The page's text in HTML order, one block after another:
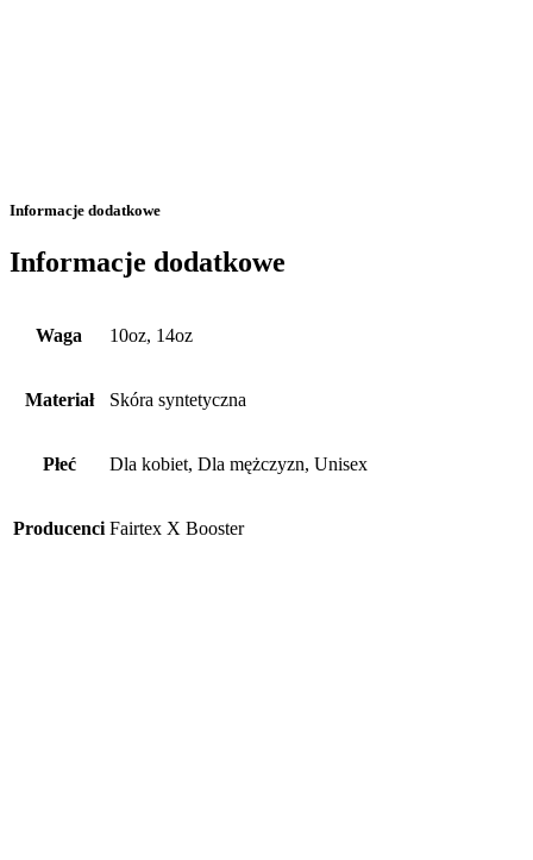
Informacje dodatkowe
Informacje dodatkowe
Waga 10oz, 14oz
Materiał Skóra syntetyczna
Płeć Dla kobiet, Dla mężczyzn, Unisex
Producenci Fairtex X Booster